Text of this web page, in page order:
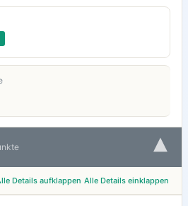
▾
Details aufklappen Alle Details einklappen